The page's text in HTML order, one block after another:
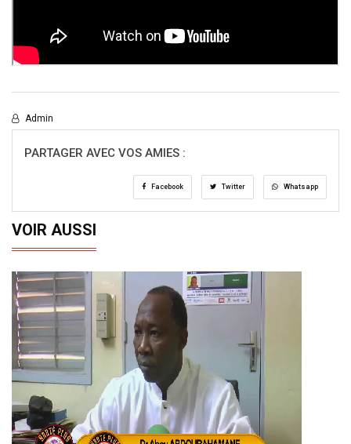
Admin
PARTAGER AVEC VOS AMIES :
Facebook Twitter Whatsapp
VOIR AUSSI